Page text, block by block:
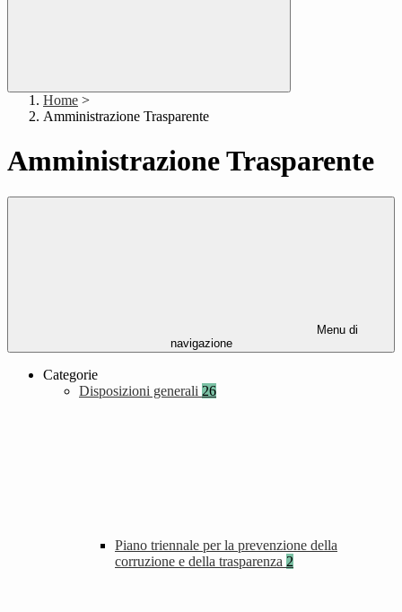
Home >
Amministrazione Trasparente
Amministrazione Trasparente
Menu di
navigazione
Categorie
Disposizioni generali 26
Piano triennale per la prevenzione della
corruzione e della trasparenza 2